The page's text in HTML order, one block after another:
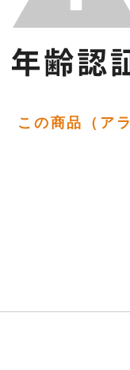
この商品（ア